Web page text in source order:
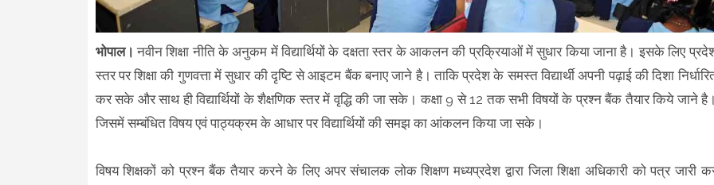
भोपाल।नवीन शिक्षा नीति के अनुकम में विद्यार्थियों के दक्षता स्तर के आकलन की प्रक्रियाओं में सुधार किया जाना है। इसके लिए
स्तर पर शिक्षा की गुणवत्ता में सुधार की दृष्टि से आइटम बैंक बनाए जाने है। ताकि प्रदेश के समस्त विद्यार्थी अपनी पढ़ाई की दिशा
कर सके और साथ ही विद्यार्थियों के शैक्षणिक स्तर में वृद्धि की जा सके। कक्षा 9 से 12 तक सभी विषयों के प्रश्न बैंक तैयार किये जाने
जिसमें सम्बंधित विषय एवं पाठ्यक्रम के आधार पर विद्यार्थियों की समझ का आंकलन किया जा सके।
विषय शिक्षकों को प्रश्न बैंक तैयार करने के लिए अपर संचालक लोक शिक्षण मध्यप्रदेश द्वारा जिला शिक्षा अधिकारी को पत्र जारी